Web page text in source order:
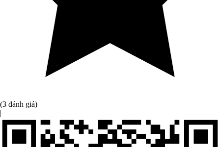
(3 đánh giá)
|